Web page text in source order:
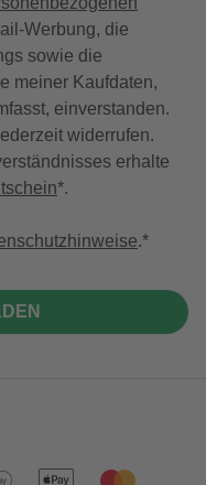
Werbung, die
sowie die
meiner Kaufdaten,
einverstanden.
widerrufen.
erhalte
*.
.